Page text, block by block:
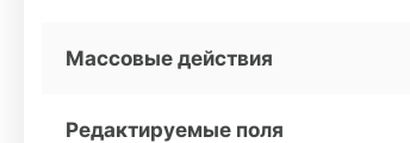
Массовые действия
Редактируемые поля